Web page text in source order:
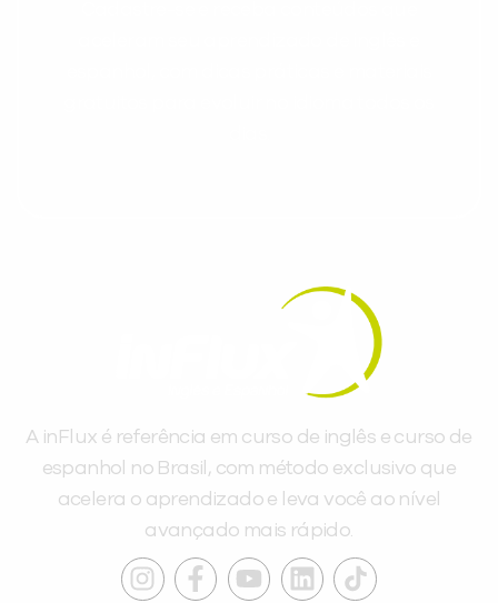
A inFlux é referência em curso de inglês e curso de
espanhol no Brasil, com método exclusivo que
acelera o aprendizado e leva você ao nível
avançado mais rápido.